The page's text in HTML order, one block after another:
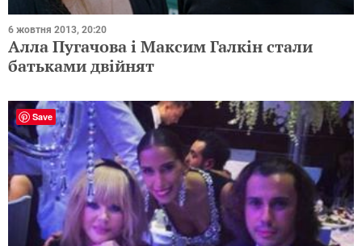
6 жовтня 2013, 20:20
Алла Пугачова і Максим Галкін стали
батьками двійнят
Save